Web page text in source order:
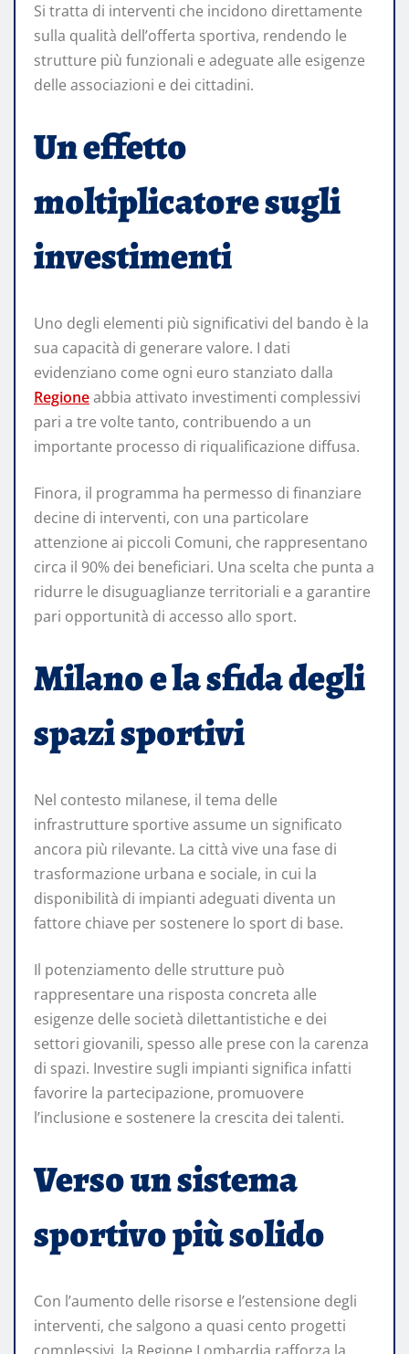
Si tratta di interventi che incidono direttamente
sulla qualità dell’offerta sportiva, rendendo le
strutture più funzionali e adeguate alle esigenze
delle associazioni e dei cittadini.
Un effetto
moltiplicatore sugli
investimenti
Uno degli elementi più significativi del bando è la
sua capacità di generare valore. I dati
evidenziano come ogni euro stanziato dalla
Regioneabbia attivato investimenti complessivi
pari a tre volte tanto, contribuendo a un
importante processo di riqualificazione diffusa.
Finora, il programma ha permesso di finanziare
decine di interventi, con una particolare
attenzione ai piccoli Comuni, che rappresentano
circa il 90% dei beneficiari. Una scelta che punta a
ridurre le disuguaglianze territoriali e a garantire
pari opportunità di accesso allo sport.
Milano e la sfida degli
spazi sportivi
Nel contesto milanese, il tema delle
infrastrutture sportive assume un significato
ancora più rilevante. La città vive una fase di
trasformazione urbana e sociale, in cui la
disponibilità di impianti adeguati diventa un
fattore chiave per sostenere lo sport di base.
Il potenziamento delle strutture può
rappresentare una risposta concreta alle
esigenze delle società dilettantistiche e dei
settori giovanili, spesso alle prese con la carenza
di spazi. Investire sugli impianti significa infatti
favorire la partecipazione, promuovere
l’inclusione e sostenere la crescita dei talenti.
Verso un sistema
sportivo più solido
Con l’aumento delle risorse e l’estensione degli
interventi, che salgono a quasi cento progetti